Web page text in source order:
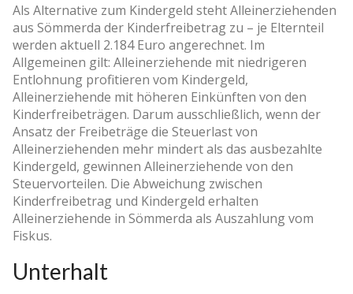
Als Alternative zum Kindergeld steht Alleinerziehenden
aus Sömmerda der Kinderfreibetrag zu – je Elternteil
werden aktuell 2.184 Euro angerechnet. Im
Allgemeinen gilt: Alleinerziehende mit niedrigeren
Entlohnung profitieren vom Kindergeld,
Alleinerziehende mit höheren Einkünften von den
Kinderfreibeträgen. Darum ausschließlich, wenn der
Ansatz der Freibeträge die Steuerlast von
Alleinerziehenden mehr mindert als das ausbezahlte
Kindergeld, gewinnen Alleinerziehende von den
Steuervorteilen. Die Abweichung zwischen
Kinderfreibetrag und Kindergeld erhalten
Alleinerziehende in Sömmerda als Auszahlung vom
Fiskus.
Unterhalt